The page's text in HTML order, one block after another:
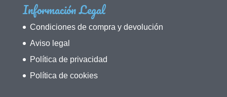
Información Legal
Condiciones de compra y devolución
Aviso legal
Política de privacidad
Política de cookies